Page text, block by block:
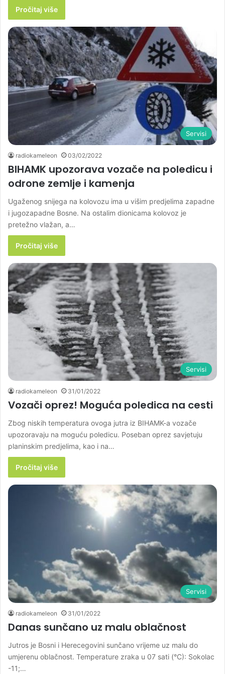
Pročitaj više
Servisi
radiokameleon 03/02/2022
BIHAMK upozorava vozače na poledicu i
odrone zemlje i kamenja
Ugaženog snijega na kolovozu ima u višim predjelima zapadne
i jugozapadne Bosne. Na ostalim dionicama kolovoz je
pretežno vlažan, a…
Pročitaj više
Servisi
radiokameleon 31/01/2022
Vozači oprez! Moguća poledica na cesti
Zbog niskih temperatura ovoga jutra iz BIHAMK-a vozače
upozoravaju na moguću poledicu. Poseban oprez savjetuju
planinskim predjelima, kao i na…
Pročitaj više
Servisi
radiokameleon 31/01/2022
Danas sunčano uz malu oblačnost
Jutros je Bosni i Herecegovini sunčano vrijeme uz malu do
umjerenu oblačnost. Temperature zraka u 07 sati (°C): Sokolac
-11;…